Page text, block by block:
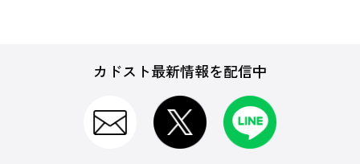
カドスト最新情報を配信中